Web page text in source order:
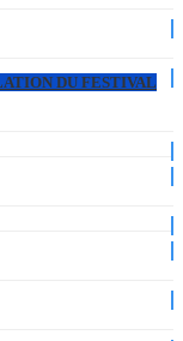
DU FESTIVAL